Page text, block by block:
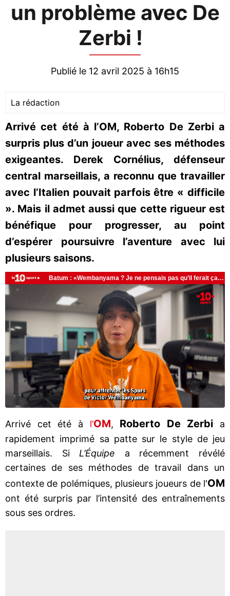
un problème avec De
Zerbi !
Publié le 12 avril 2025 à 16h15
La rédaction
Arrivé cet été à l’OM, Roberto De Zerbi a
surpris plus d’un joueur avec ses méthodes
exigeantes. Derek Cornélius, défenseur
central marseillais, a reconnu que travailler
avec l’Italien pouvait parfois être « difficile
». Mais il admet aussi que cette rigueur est
bénéfique pour progresser, au point
d’espérer poursuivre l’aventure avec lui
plusieurs saisons.
Arrivé cet été à l’OM, Roberto De Zerbi a
rapidement imprimé sa patte sur le style de jeu
marseillais. Si L’Équipe a récemment révélé
certaines de ses méthodes de travail dans un
contexte de polémiques, plusieurs joueurs de l'OM
ont été surpris par l’intensité des entraînements
sous ses ordres.